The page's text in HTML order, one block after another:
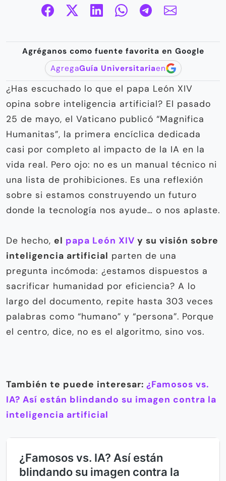
Agréganos como fuente favorita en Google
AgregaGuía Universitariaen
¿Has escuchado lo que el papa León XIV
opina sobre inteligencia artificial? El pasado
25 de mayo, el Vaticano publicó “Magnifica
Humanitas”, la primera encíclica dedicada
casi por completo al impacto de la IA en la
vida real. Pero ojo: no es un manual técnico ni
una lista de prohibiciones. Es una reflexión
sobre si estamos construyendo un futuro
donde la tecnología nos ayude… o nos aplaste.
De hecho, el papa León XIV y su visión sobre
inteligencia artificial parten de una
pregunta incómoda: ¿estamos dispuestos a
sacrificar humanidad por eficiencia? A lo
largo del documento, repite hasta 303 veces
palabras como “humano” y “persona”. Porque
el centro, dice, no es el algoritmo, sino vos.
También te puede interesar: ¿Famosos vs.
IA? Así están blindando su imagen contra la
inteligencia artificial